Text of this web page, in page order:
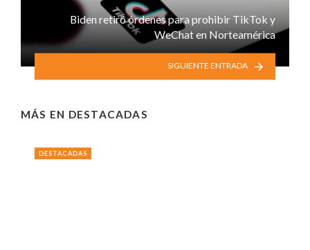
Biden retiró órdenes para prohibir TikTok y
WeChat en Norteamérica
SIGUIENTE ENTRADA
MÁS EN DESTACADAS
DESTACADAS